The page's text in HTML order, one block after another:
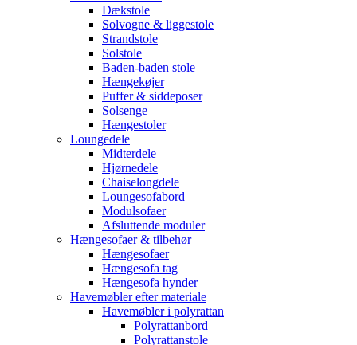
Dækstole
Solvogne & liggestole
Strandstole
Solstole
Baden-baden stole
Hængekøjer
Puffer & siddeposer
Solsenge
Hængestoler
Loungedele
Midterdele
Hjørnedele
Chaiselongdele
Loungesofabord
Modulsofaer
Afsluttende moduler
Hængesofaer & tilbehør
Hængesofaer
Hængesofa tag
Hængesofa hynder
Havemøbler efter materiale
Havemøbler i polyrattan
Polyrattanbord
Polyrattanstole